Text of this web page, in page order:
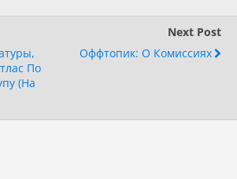
По
(на
Next Post
Оффтопик: О Комиссиях